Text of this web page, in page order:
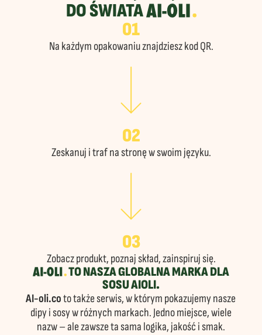
DO ŚWIATAAI-OLI.
01
Na każdym opakowaniu znajdziesz kod QR.
02
Zeskanuj i traf na stronę w swoim języku.
03
Zobacz produkt, poznaj skład, zainspiruj się.
AI-OLI.TO NASZA GLOBALNA MARKA DLA
SOSU AIOLI.
AI-oli.coto także serwis, w którym pokazujemy nasze
dipy i sosy w różnych markach. Jedno miejsce, wiele
nazw – ale zawsze ta sama logika, jakość i smak.